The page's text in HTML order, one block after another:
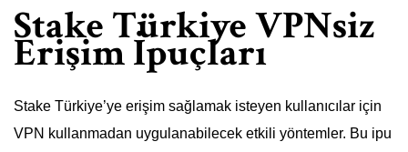
Stake Türkiye VPNsiz
Erişim İpuçları
Stake Türkiye’ye erişim sağlamak isteyen kullanıcılar için
VPN kullanmadan uygulanabilecek etkili yöntemler. Bu ipu